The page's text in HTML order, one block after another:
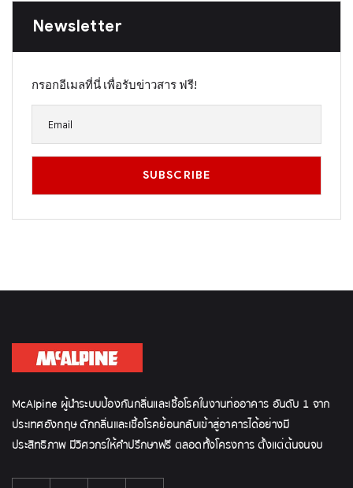
Newsletter
กรอกอีเมลที่นี่ เพื่อรับข่าวสาร ฟรี!
McAlpine ผู้นำระบบป้องกันกลิ่นและเชื้อโรคในงานท่ออาคาร อันดับ 1 จาก
ประเทศอังกฤษ ดักกลิ่นและเชื้อโรคย้อนกลับเข้าสู่อาคารได้อย่างมี
ประสิทธิภาพ มีวิศวกรให้คำปรึกษาฟรี ตลอดทั้งโครงการ ตั้งแต่ต้นจนจบ